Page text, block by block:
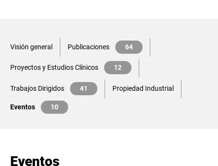
Visión general Publicaciones 64
Proyectos y Estudios Clínicos 12
Trabajos Dirigidos 41 Propiedad Industrial
Eventos 10
Eventos